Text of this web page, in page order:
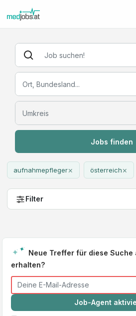
Jobs finden
aufnahmepfleger× österreich×
Filter
Neue Treffer für diese Suche
erhalten?
Job-Agent